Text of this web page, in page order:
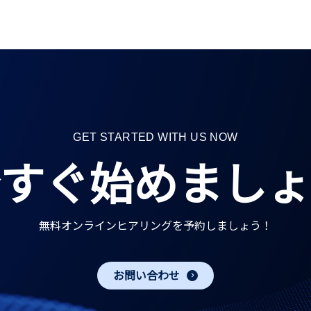
GET STARTED WITH US NOW
ぐ始めまし
無料オンラインヒアリングを予約しましょう！
お問い合わせ